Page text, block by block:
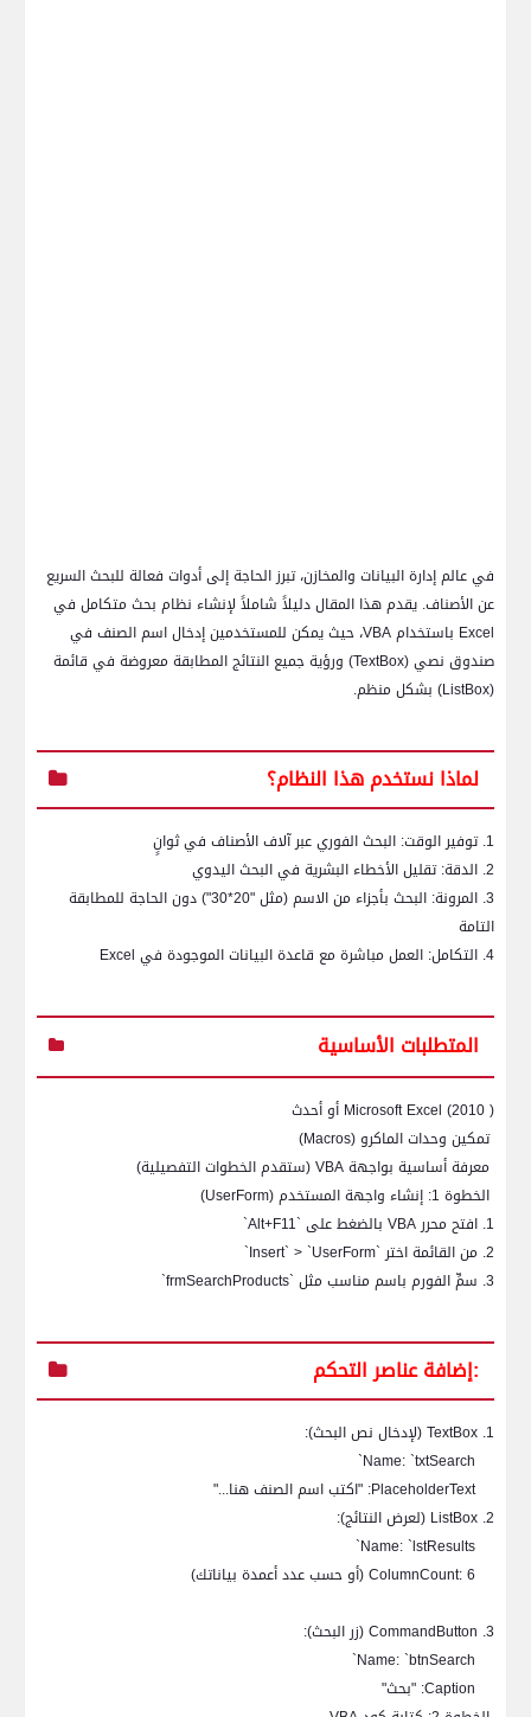
في عالم إدارة البيانات والمخازن، تبرز الحاجة إلى أدوات فعالة للبحث السريع
عن الأصناف. يقدم هذا المقال دليلاً شاملاً لإنشاء نظام بحث متكامل في
Excel باستخدامVBA، حيث يمكن للمستخدمين إدخال اسم الصنف في
صندوق نصي (TextBox) ورؤية جميع النتائج المطابقة معروضة في قائمة
(
ListBox) بشكل منظم.
لماذا نستخدم هذا النظام؟
1. توفير الوقت: البحث الفوري عبر آلاف الأصناف في ثوانٍ
2. الدقة: تقليل الأخطاء البشرية في البحث اليدوي
3. المرونة: البحث بأجزاء من الاسم (مثل "20*30") دون الحاجة للمطابقة
التامة
4. التكامل: العمل مباشرة مع قاعدة البيانات الموجودة في
Excel
المتطلبات الأساسية
(
Microsoft Excel (2010 أو أحدث
تمكين وحدات الماكرو (Macros
)
معرفة أساسية بواجهةVBA(ستقدم الخطوات التفصيلية)
الخطوة 1: إنشاء واجهة المستخدم (
UserForm
)
1. افتح محرر
VBA بالضغط على `Alt+F11
`
2. من القائمة اختر `
Insert` > `UserForm
`
3. سمِّ الفورم باسم مناسب مثل `
frmSearchProducts
`
إضافة عناصر التحكم:
1.
TextBox(لإدخال نص البحث):
Name: `txtSearch
`
PlaceholderText: "اكتب اسم الصنف هنا..."
2.
ListBox (لعرض النتائج):
Name: `lstResults
`
ColumnCount: 6(أو حسب عدد أعمدة بياناتك)
3.
CommandButton(زر البحث):
Name: `btnSearch
`
Caption: "بحث"